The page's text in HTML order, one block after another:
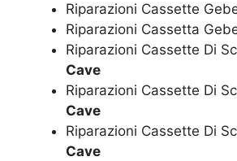
Riparazioni Cassette
Riparazioni Cassetta
Riparazioni Cassette Di
Cave
Riparazioni Cassette Di
Cave
Riparazioni Cassette Di
Cave